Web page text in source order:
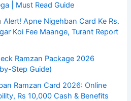
| Must Read Guide
Alert! Apne Nigehban Card Ke Rs.
Koi Fee Maange, Turant Report
Ramzan Package 2026
Step Guide)
Ramzan Card 2026: Online
Rs 10,000 Cash & Benefits